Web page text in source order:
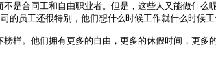
是合同工和自由职业者。但是，这些人又能做什
特别，他们想什么时候工作就什么时候工作
。他们拥有更多的自由，更多的休假时间，更多